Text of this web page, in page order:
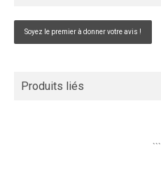
Soyez le premier à donner votre avis !
Produits liés
```